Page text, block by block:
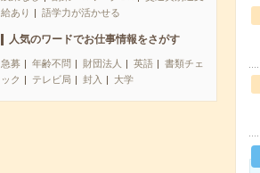
給あり
語学力が活かせる
人気のワードでお仕事情報をさがす
急募 年齢不問 財団法人 英語
書類チェ
ック
テレビ局 封入 大学